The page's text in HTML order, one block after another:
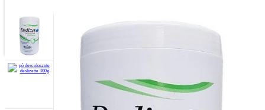
BEAUTY SALON
BIO EXTRATUS
FASHION
FIXMODELL
BARBEARIA
MÁQUINA ACABAMENTO